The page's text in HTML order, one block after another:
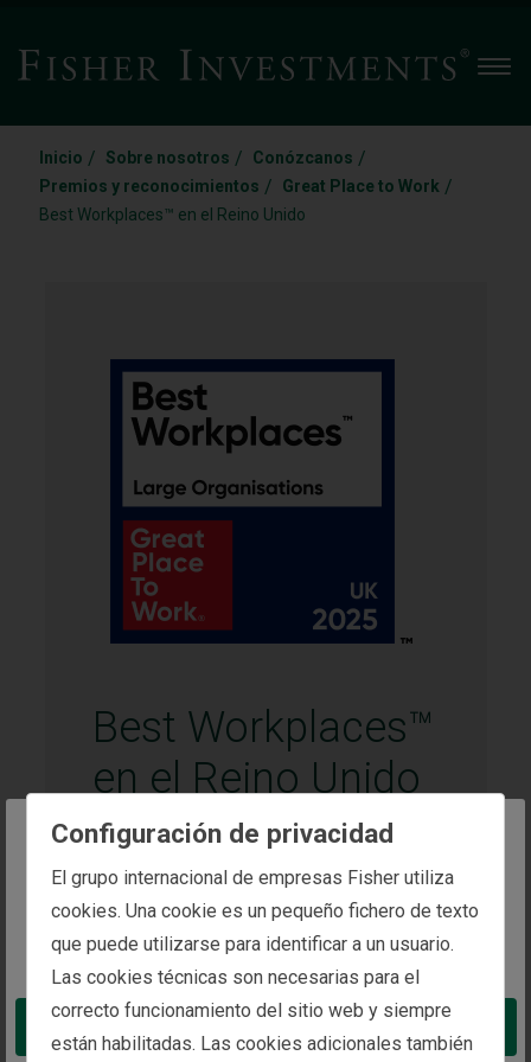
The website you are trying to reach is
intended for investors in Spain
You appear to be in the United States
Take me to the United States website
Inicio / Sobre nosotros / Conózcanos /
Premios y reconocimientos / Great Place to Work /
Best Workplaces™ en el Reino Unido
Best Workplaces™
en el Reino Unido
Otorgado por:
Great Place to Work®
Ganador:
Fisher Investments UK
Recibido en:
2025
Configuración de privacidad
El grupo internacional de empresas Fisher utiliza
cookies. Una cookie es un pequeño fichero de texto
que puede utilizarse para identificar a un usuario.
Las cookies técnicas son necesarias para el
correcto funcionamiento del sitio web y siempre
están habilitadas. Las cookies adicionales también